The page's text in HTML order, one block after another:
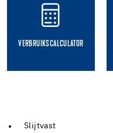
VERBRUIKSCALCULATOR
Slijtvast